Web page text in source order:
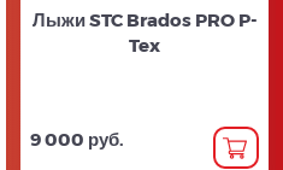
Лыжи STC Brados PRO P-
Tex
9 000 руб.